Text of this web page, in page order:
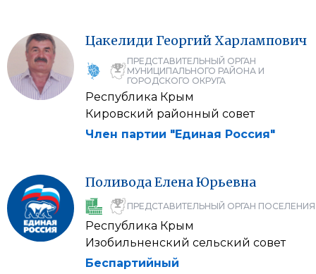
Цакелиди ГеоргийХарлампович
ПРЕДСТАВИТЕЛЬНЫЙ ОРГАН
МУНИЦИПАЛЬНОГО РАЙОНА И
ГОРОДСКОГО ОКРУГА
Республика Крым
Кировский районный совет
Член партии "Единая Россия"
ПоливодаЕленаЮрьевна
ПРЕДСТАВИТЕЛЬНЫЙ ОРГАН ПОСЕЛЕНИЯ
Республика Крым
Изобильненский сельский совет
Беспартийный